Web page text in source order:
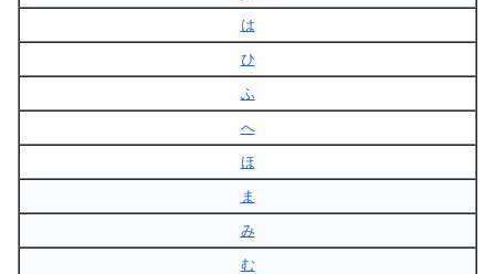
は
ひ
ふ
へ
ほ
ま
み
む